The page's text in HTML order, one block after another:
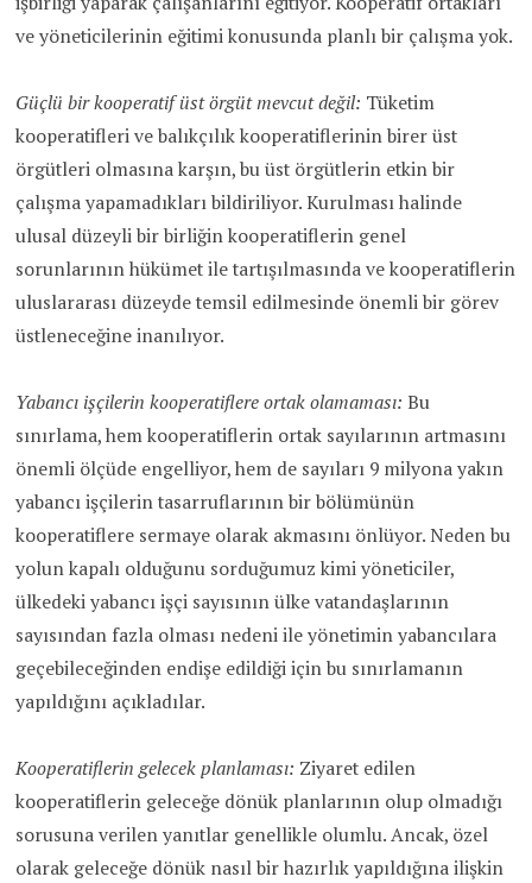
ve yöneticilerinin eğitimi konusunda planlı bir çalışma yok.
Güçlü bir kooperatif üst örgüt mevcut değil: Tüketim
kooperatifleri ve balıkçılık kooperatiflerinin birer üst
örgütleri olmasına karşın, bu üst örgütlerin etkin bir
çalışma yapamadıkları bildiriliyor. Kurulması halinde
ulusal düzeyli bir birliğin kooperatiflerin genel
sorunlarının hükümet ile tartışılmasında ve kooperatiflerin
uluslararası düzeyde temsil edilmesinde önemli bir görev
üstleneceğine inanılıyor.
Yabancı işçilerin kooperatiflere ortak olamaması: Bu
sınırlama, hem kooperatiflerin ortak sayılarının artmasını
önemli ölçüde engelliyor, hem de sayıları 9 milyona yakın
yabancı işçilerin tasarruflarının bir bölümünün
kooperatiflere sermaye olarak akmasını önlüyor. Neden bu
yolun kapalı olduğunu sorduğumuz kimi yöneticiler,
ülkedeki yabancı işçi sayısının ülke vatandaşlarının
sayısından fazla olması nedeni ile yönetimin yabancılara
geçebileceğinden endişe edildiği için bu sınırlamanın
yapıldığını açıkladılar.
Kooperatiflerin gelecek planlaması: Ziyaret edilen
kooperatiflerin geleceğe dönük planlarının olup olmadığı
sorusuna verilen yanıtlar genellikle olumlu. Ancak, özel
olarak geleceğe dönük nasıl bir hazırlık yapıldığına ilişkin